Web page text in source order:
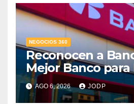
NEGOCIOS 360
Reconocen a
Mejor Banco para
supera 14% del
crediticio
AGO 6, 2026 JODP